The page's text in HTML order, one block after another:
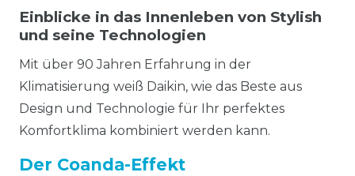
Einblicke in das Innenleben von Stylish
und seine Technologien
Mit über 90 Jahren Erfahrung in der
Klimatisierung weiß Daikin, wie das Beste aus
Design und Technologie für Ihr perfektes
Komfortklima kombiniert werden kann.
Der Coanda-Effekt